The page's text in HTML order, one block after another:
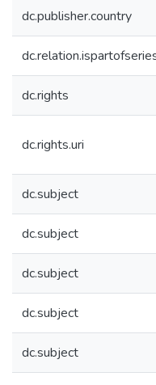
dc.publisher.country
dc.rights
dc.rights.uri
dc.subject
dc.subject
dc.subject
dc.subject
dc.subject